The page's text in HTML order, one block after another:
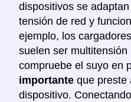
dispositivos se
tensión de red y
ejemplo, los
suelen ser multitensión
compruebe el suyo en
importante que preste
dispositivo.